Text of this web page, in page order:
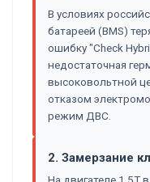
В условиях
батареей (BMS)
ошибку "Check
недостаточная
высоковольтной
отказом
режим ДВС.
2. Замерзание
На двигателе 1.5T